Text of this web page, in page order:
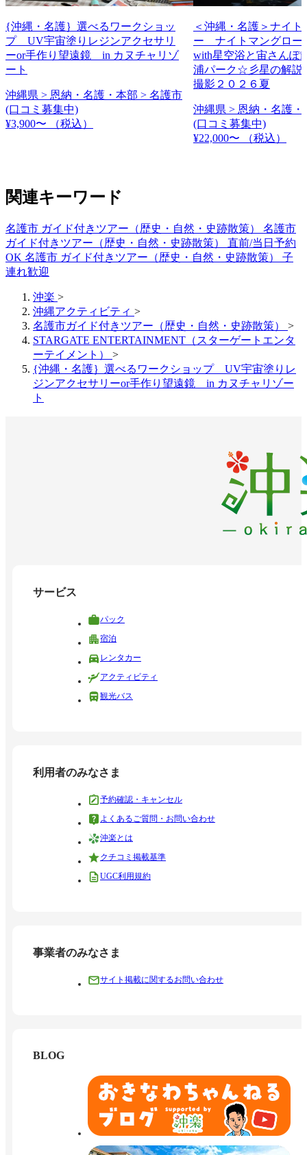
{沖縄・名護｝選べるワークショッ
プ UV宇宙塗りレジンアクセサリ
ーor手作り望遠鏡 in カヌチャリゾ
ート
沖縄県 > 恩納・名護・本部 > 名護市
(口コミ募集中)
¥3,900〜
（税込）
＜沖縄・名護＞ナイ
ー ナイトマングロー
with星空浴と宙さんぽ
浦パーク☆彡星の解説
撮影２０２６夏
沖縄県 > 恩納・名護・
(口コミ募集中)
¥22,000〜
（税込）
関連キーワード
名護市 ガイド付きツアー（歴史・自然・史跡散策） 名護市
ガイド付きツアー（歴史・自然・史跡散策） 直前/当日予約
OK 名護市 ガイド付きツアー（歴史・自然・史跡散策） 子
連れ歓迎
沖楽 >
沖縄アクティビティ >
名護市ガイド付きツアー（歴史・自然・史跡散策） >
STARGATE ENTERTAINMENT（スターゲートエンタ
ーテイメント） >
{沖縄・名護｝選べるワークショップ UV宇宙塗りレ
ジンアクセサリーor手作り望遠鏡 in カヌチャリゾー
ト
サービス
パック
宿泊
レンタカー
アクティビティ
観光バス
利用者のみなさま
予約確認・キャンセル
よくあるご質問・お問い合わせ
沖楽とは
クチコミ掲載基準
UGC利用規約
事業者のみなさま
サイト掲載に関するお問い合わせ
BLOG